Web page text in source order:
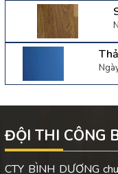
ĐỘI THI CÔNG
CTY BÌNH DƯƠNG